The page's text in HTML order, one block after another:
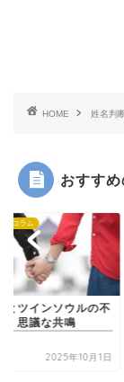
HOME 姓名判
おすす
断コラム
とツインソウルの不
思議な共鳴
2025年10月1日